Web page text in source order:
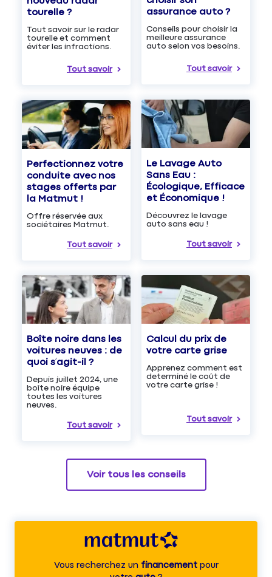
tourelle ?
Tout savoir sur le radar
tourelle et comment
éviter les infractions.
Tout savoir
assurance auto ?
Conseils pour choisir la
meilleure assurance
auto selon vos besoins.
Tout savoir
Perfectionnez votre
conduite avec nos
stages offerts par
la Matmut !
Offre réservée aux
sociétaires Matmut.
Tout savoir
Le Lavage Auto
Sans Eau :
Écologique, Efficace
et Économique !
Découvrez le lavage
auto sans eau !
Tout savoir
Boîte noire dans les
voitures neuves : de
quoi s’agit-il ?
Depuis juillet 2024, une
boîte noire équipe
toutes les voitures
neuves.
Tout savoir
Calcul du prix de
votre carte grise
Apprenez comment est
determiné le coût de
votre carte grise !
Tout savoir
Voir tous les conseils
Vous recherchez unfinancementpour